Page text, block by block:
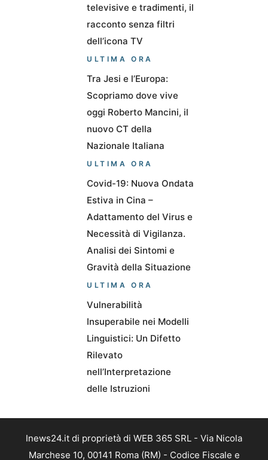
televisive e tradimenti, il
racconto senza filtri
dell’icona TV
ULTIMA ORA
Tra Jesi e l’Europa:
Scopriamo dove vive
oggi Roberto Mancini, il
nuovo CT della
Nazionale Italiana
ULTIMA ORA
Covid-19: Nuova Ondata
Estiva in Cina –
Adattamento del Virus e
Necessità di Vigilanza.
Analisi dei Sintomi e
Gravità della Situazione
ULTIMA ORA
Vulnerabilità
Insuperabile nei Modelli
Linguistici: Un Difetto
Rilevato
nell’Interpretazione
delle Istruzioni
Inews24.it di proprietà di WEB 365 SRL - Via Nicola
Marchese 10, 00141 Roma (RM) - Codice Fiscale e